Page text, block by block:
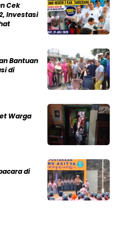
Cek
Investasi
Bantuan
di
Warga
di